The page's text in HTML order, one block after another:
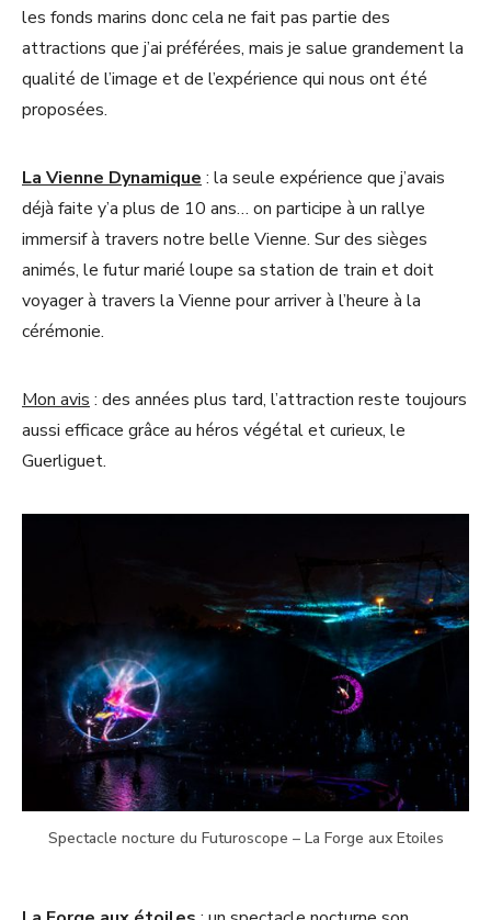
les fonds marins donc cela ne fait pas partie des
attractions que j’ai préférées, mais je salue grandement la
qualité de l’image et de l’expérience qui nous ont été
proposées.
La Vienne Dynamique : la seule expérience que j’avais
déjà faite y’a plus de 10 ans… on participe à un rallye
immersif à travers notre belle Vienne. Sur des sièges
animés, le futur marié loupe sa station de train et doit
voyager à travers la Vienne pour arriver à l’heure à la
cérémonie.
Mon avis : des années plus tard, l’attraction reste toujours
aussi efficace grâce au héros végétal et curieux, le
Guerliguet.
Spectacle nocture du Futuroscope – La Forge aux Etoiles